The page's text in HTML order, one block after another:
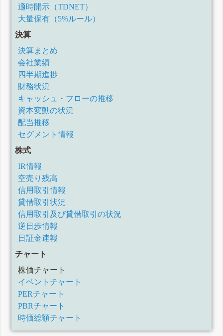
適時開示（TDNET）
大量保有（5%ルール）
決算
決算まとめ
会社業績
四半期進捗
財務状況
キャッシュ・フローの推移
資本変動の状況
配当推移
セグメント情報
株式
IR情報
空売り残高
信用取引情報
貸借取引状況
信用取引及び貸借取引の状況
逆日歩情報
日証金速報
チャート
株価チャート
イベントチャート
PERチャート
PBRチャート
時価総額チャート